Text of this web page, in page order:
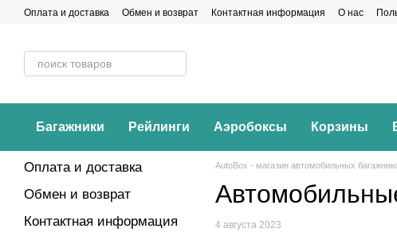
Перейти к основному контенту
Оплата и доставка Обмен и возврат Контактная информация О нас
Багажники Рейлинги Аэробоксы Корзины
AutoBox - магазин автомобильных
4 августа 2023
Оплата и доставка
Обмен и возврат
Контактная информация